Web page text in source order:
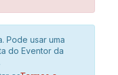
Pode usar uma
do Eventor da